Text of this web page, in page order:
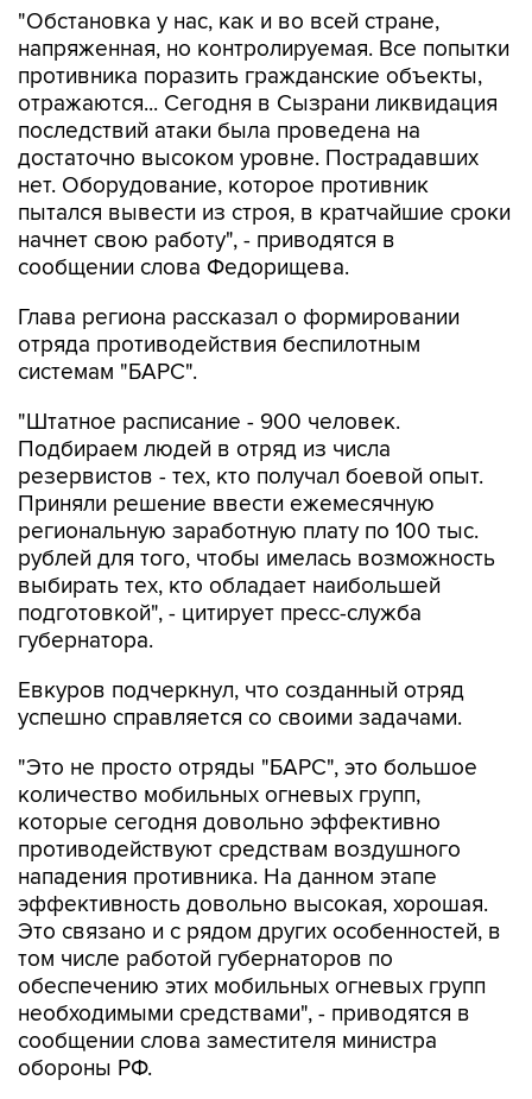
"Обстановка у нас, как и во всей стране,
напряженная, но контролируемая. Все попытки
противника поразить гражданские объекты,
отражаются... Сегодня в Сызрани ликвидация
последствий атаки была проведена на
достаточно высоком уровне. Пострадавших
нет. Оборудование, которое противник
пытался вывести из строя, в кратчайшие сроки
начнет свою работу", - приводятся в
сообщении слова Федорищева.
Глава региона рассказал о формировании
отряда противодействия беспилотным
системам "БАРС".
"Штатное расписание - 900 человек.
Подбираем людей в отряд из числа
резервистов - тех, кто получал боевой опыт.
Приняли решение ввести ежемесячную
региональную заработную плату по 100 тыс.
рублей для того, чтобы имелась возможность
выбирать тех, кто обладает наибольшей
подготовкой", - цитирует пресс-служба
губернатора.
Евкуров подчеркнул, что созданный отряд
успешно справляется со своими задачами.
"Это не просто отряды "БАРС", это большое
количество мобильных огневых групп,
которые сегодня довольно эффективно
противодействуют средствам воздушного
нападения противника. На данном этапе
эффективность довольно высокая, хорошая.
Это связано и с рядом других особенностей, в
том числе работой губернаторов по
обеспечению этих мобильных огневых групп
необходимыми средствами", - приводятся в
сообщении слова заместителя министра
обороны РФ.